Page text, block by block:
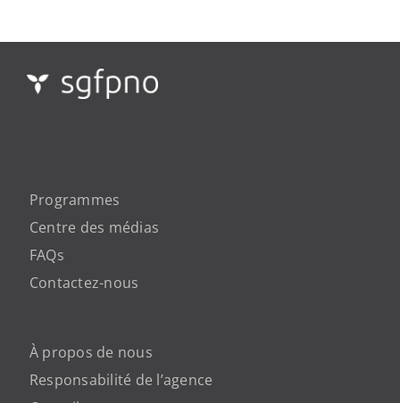
Programmes
Centre des médias
FAQs
Contactez-nous
À propos de nous
Responsabilité de l’agence